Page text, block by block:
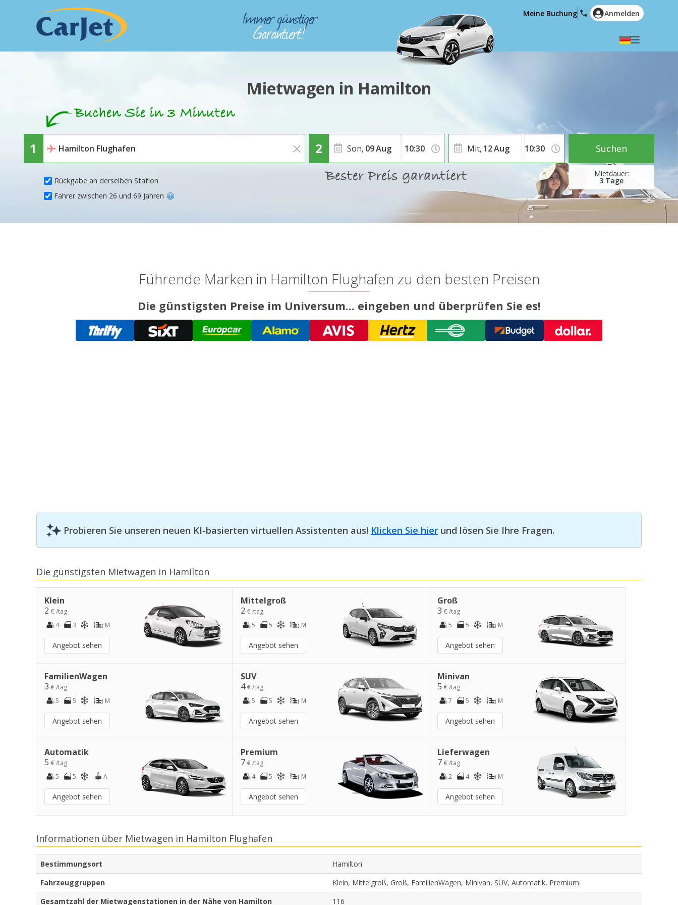
English (US)
Polski
Română
Ελληνικά
Hrvatski
العربية
Meine Buchung Anmelden
Mietwagen in Hamilton
Rückgabe an derselben Station
Son, 09Aug
3 Tage
Mit, 12Aug
Fahrer zwischen 26 und 69 Jahren
Suchen
Führende Marken in Hamilton Flughafen zu den besten Preisen
Die günstigsten Preise im Universum... eingeben und überprüfen Sie es!
Probieren Sie unseren neuen KI-basierten virtuellen Assistenten aus! Klicken Sie hier und lösen Sie Ihre Fragen.
Die günstigsten Mietwagen in Hamilton
Klein
2 € /tag
4
3 M
Angebot sehen
Mittelgroß
2€ /tag
5
5 M
Angebot sehen
Groß
3 € /tag
5
5 M
Angebot sehen
FamilienWagen
3 € /tag
5
5 M
Angebot sehen
SUV
4€ /tag
5
5 M
Angebot sehen
Minivan
5 € /tag
7
5 M
Angebot sehen
Automatik
5 € /tag
5
5 A
Angebot sehen
Premium
7€ /tag
4
5 M
Angebot sehen
Lieferwagen
7 € /tag
2
4 M
Angebot sehen
Informationen über Mietwagen in Hamilton Flughafen
Bestimmungsort
Hamilton
Fahrzeuggruppen
Klein, Mittelgroß, Groß, FamilienWagen, Minivan, SUV, Automatik, Premium.
Gesamtzahl der Mietwagenstationen in der Nähe von Hamilton
116